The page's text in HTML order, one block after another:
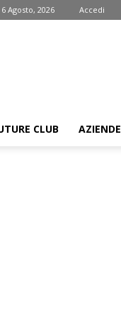
Agosto, 2026 Accedi
CLUB AZIENDE